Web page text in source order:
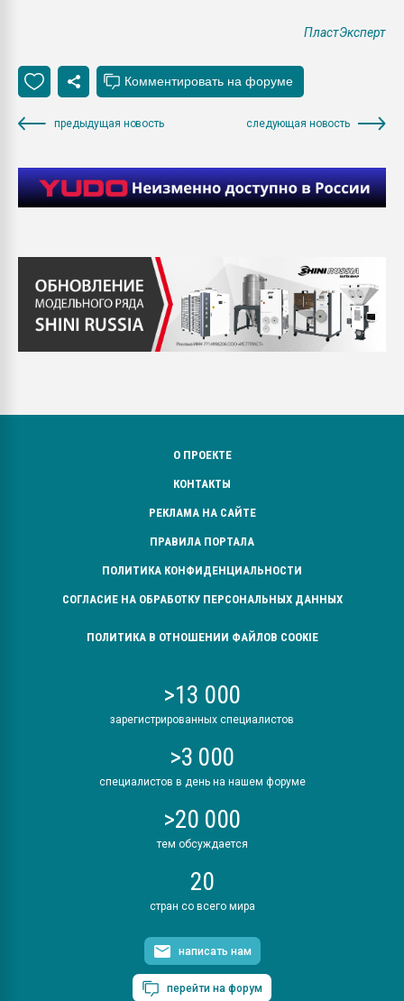
ПластЭксперт
предыдущая новость следующая новость
О ПРОЕКТЕ
КОНТАКТЫ
РЕКЛАМА НА САЙТЕ
ПРАВИЛА ПОРТАЛА
ПОЛИТИКА КОНФИДЕНЦИАЛЬНОСТИ
СОГЛАСИЕ НА ОБРАБОТКУ ПЕРСОНАЛЬНЫХ ДАННЫХ
ПОЛИТИКА В ОТНОШЕНИИ ФАЙЛОВ COOKIE
>13 000
зарегистрированных специалистов
>3 000
специалистов в день на нашем форуме
>20 000
тем обсуждается
20
стран со всего мира
написать нам
перейти на форум